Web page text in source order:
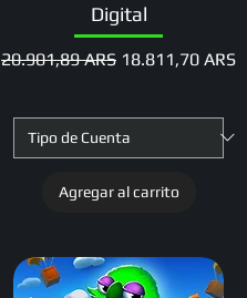
Digital
Precio
20.901,89 ARS Precio de oferta
18.811,70 ARS
Agregar al carrito